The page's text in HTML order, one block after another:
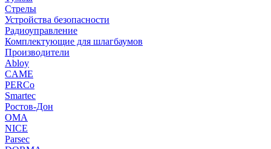
Стрелы
Устройства безопасности
Радиоуправление
Комплектующие для шлагбаумов
Производители
Abloy
CAME
PERCo
Smartec
Ростов-Дон
ОМА
NICE
Parsec